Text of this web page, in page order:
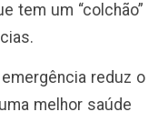
tem um “colchão”
reduz o
melhor saúde